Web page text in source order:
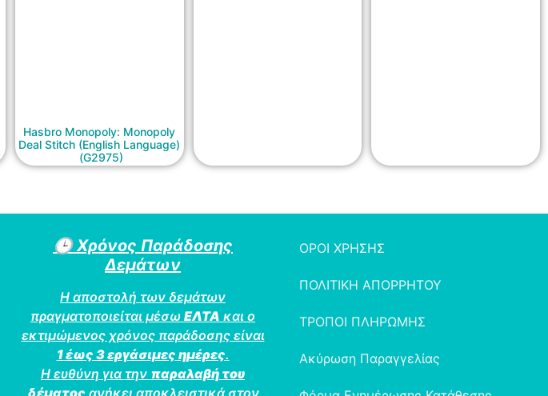
Hasbro Monopoly: Monopoly
Deal Stitch (English Language)
(G2975)
🕒Χρόνος Παράδοσης
Δεμάτων
Η αποστολή των δεμάτων
πραγματοποιείται μέσω ΕΛΤΑ και ο
εκτιμώμενος χρόνος παράδοσης είναι
1 έως 3 εργάσιμες ημέρες.
Η ευθύνη για την παραλαβή του
δέματος ανήκει αποκλειστικά στον
ΟΡΟΙ ΧΡΗΣΗΣ
ΠΟΛΙΤΙΚΗ ΑΠΟΡΡΗΤΟΥ
ΤΡΟΠΟΙ ΠΛΗΡΩΜΗΣ
Ακύρωση Παραγγελίας